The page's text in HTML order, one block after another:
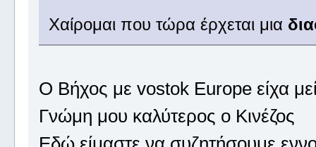
Χαίρομαι που τώρα έρχεται μια
Ο Βήχος με vostok Europe είχα
Γνώμη μου καλύτερος ο Κινέζος